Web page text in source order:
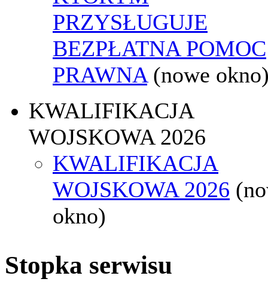
PRZYSŁUGUJE
BEZPŁATNA POMOC
PRAWNA (nowe
KWALIFIKACJA
WOJSKOWA 2026
KWALIFIKACJA
WOJSKOWA 2026
okno)
Stopka serwisu